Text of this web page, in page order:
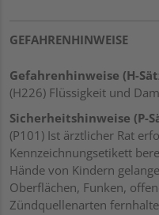
GEFAHRENHINWEISE
Gefahrenhinweise (H-
(H226) Flüssigkeit und
Sicherheitshinweise (P-
(P101) Ist ärztlicher Rat
Kennzeichnungsetikett
Hände von Kindern
Oberflächen, Funken,
Zündquellenarten